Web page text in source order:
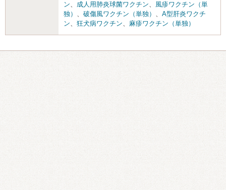
ン、 成人用肺炎球菌ワクチン、 風疹ワクチン（単
独） 、 破傷風ワクチン（単独） 、 A型肝炎ワクチ
ン、 狂犬病ワクチン、 麻疹ワクチン（単独）